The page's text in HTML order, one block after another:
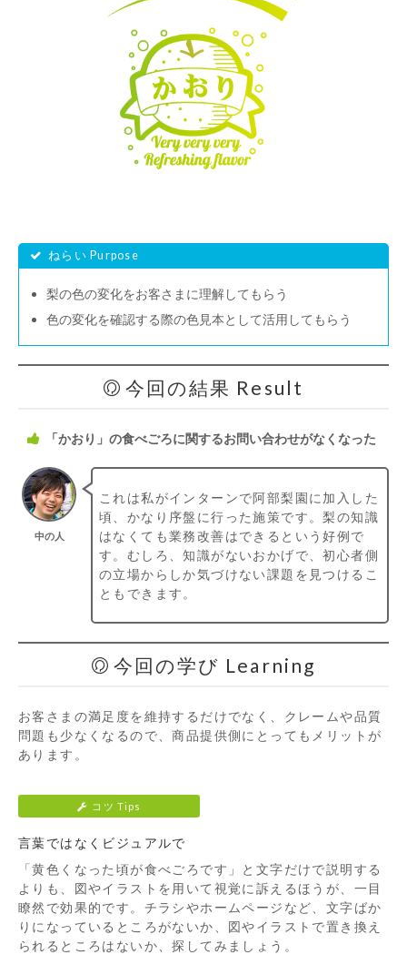
ねらい Purpose
梨の色の変化をお客さまに理解してもらう
色の変化を確認する際の色見本として活用してもらう
今回の結果 Result
「かおり」の食べごろに関するお問い合わせがなくなった
中の人
これは私がインターンで阿部梨園に加入した
頃、かなり序盤に行った施策です。梨の知識
はなくても業務改善はできるという好例で
す。むしろ、知識がないおかげで、初心者側
の立場からしか気づけない課題を見つけるこ
ともできます。
今回の学び Learning
お客さまの満足度を維持するだけでなく、クレームや品質
問題も少なくなるので、商品提供側にとってもメリットが
あります。
コツ Tips
言葉ではなくビジュアルで
「黄色くなった頃が食べごろです」と文字だけで説明する
よりも、図やイラストを用いて視覚に訴えるほうが、一目
瞭然で効果的です。チラシやホームページなど、文字ばか
りになっているところがないか、図やイラストで置き換え
られるところはないか、探してみましょう。